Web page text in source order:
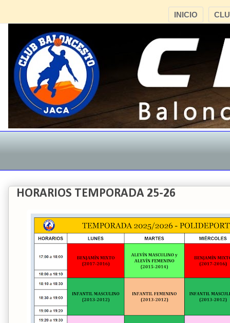
INICIO
HORARIOS TEMPORADA 25-26